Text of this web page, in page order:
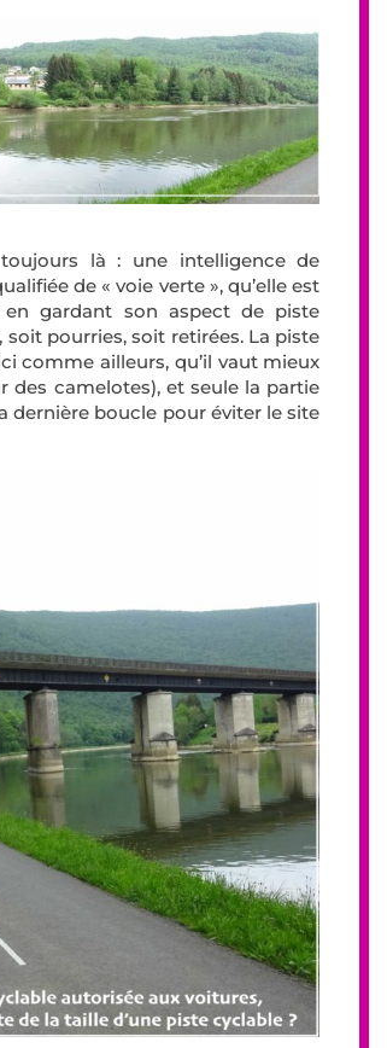
toujours là : une intelligence de
de « voie verte », qu’elle est
gardant son aspect de piste
pourries, soit retirées. La piste
comme ailleurs, qu’il vaut mieux
des camelotes), et seule la partie
dernière boucle pour éviter le site